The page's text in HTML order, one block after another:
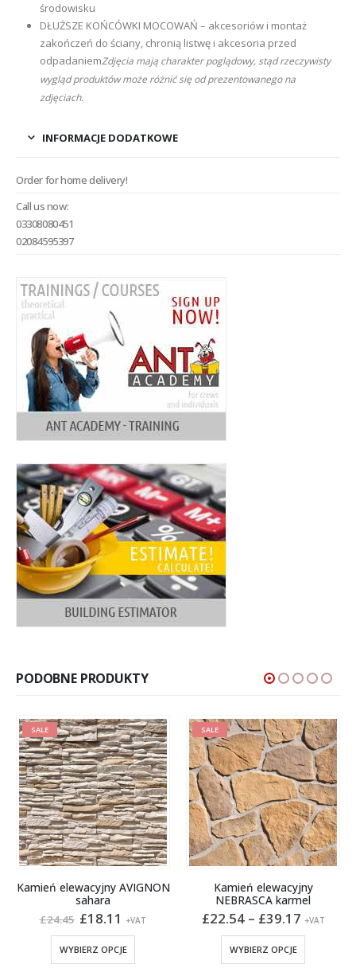
środowisku
DŁUŻSZE KOŃCÓWKI MOCOWAŃ – akcesoriów i montaż
zakończeń do ściany, chronią listwę i akcesoria przed
odpadaniemZdjęcia mają charakter poglądowy, stąd rzeczywisty
wygląd produktów może różnić się od prezentowanego na
zdjęciach.
INFORMACJE DODATKOWE
Order for home delivery!
Call us now:
03308080451
02084595397
PODOBNE PRODUKTY
SALE
Kamień elewacyjny AVIGNON
sahara
£24.45 Pierwotna
wynosiła:
£24.45.
£18.11 Aktualna
wynosi:
£18.11.
+VAT
WYBIERZ OPCJE
Ten produkt ma wiele wariantów. Opcje można wybrać na stronie produktu
SALE
Kamień elewacyjny
NEBRASCA karmel
£22.54 – £39.17Zakres
do
+VAT
WYBIERZ OPCJE
Ten produkt ma wiele wariantów. Opcje można wybrać na stronie produktu